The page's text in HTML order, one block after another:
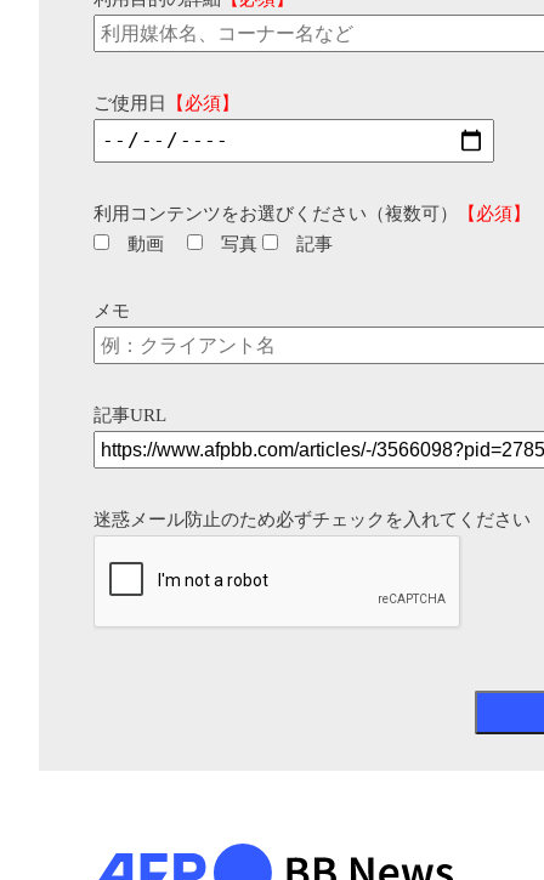
ご使用日 【必須】
利用コンテンツをお選びください（複数可）
【必須】
動画
写真 記事
メモ
記事URL
迷惑メール防止のため必ずチェックを入れてください